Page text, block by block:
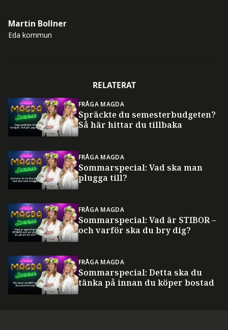
Martin Bollner
Eda kommun
RELATERAT
FRÅGA MAGDA
Spräckte du semesterbudgeten?
Så här hittar du tillbaka
FRÅGA MAGDA
Sommarspecial: Vad ska man
plugga till?
FRÅGA MAGDA
Sommarspecial: Vad är STIBOR –
och varför ska du bry dig?
FRÅGA MAGDA
Sommarspecial: Detta ska du
tänka på innan du köper bostad